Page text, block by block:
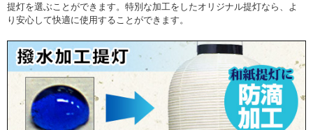
提灯を選ぶことができます。特別な加工をしたオリジナル提灯なら、よ
り安心して快適に使用することができます。